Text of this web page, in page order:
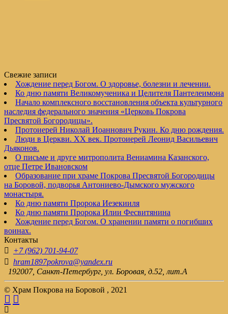
Свежие записи
Хождение перед Богом. О здоровье, болезни и лечении.
Ко дню памяти Великомученика и Целителя Пантелеимона
Начало комплексного восстановления объекта культурного
наследия федерального значения «Церковь Покрова
Пресвятой Богородицы».
Протоиерей Николай Иоаннович Рукин. Ко дню рождения.
Люди в Церкви. XX век. Протоиерей Леонид Васильевич
Дьяконов.
О письме и друге митрополита Вениамина Казанского,
отце Петре Ивановском
Образование при храме Покрова Пресвятой Богородицы
на Боровой, подворья Антониево-Дымского мужского
монастыря.
Ко дню памяти Пророка Иезекииля
Ко дню памяти Пророка Илии Фесвитянина
Хождение перед Богом. О хранении памяти о погибших
воинах.
Контакты
+7 (962) 701-94-07
hram1897pokrova@yandex.ru
192007, Санкт-Петербург, ул. Боровая, д.52, лит.А
© Храм Покрова на Боровой , 2021